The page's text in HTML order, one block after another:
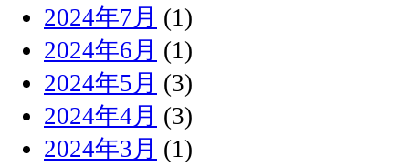
2024年7月 (1)
2024年6月 (1)
2024年5月 (3)
2024年4月 (3)
2024年3月 (1)